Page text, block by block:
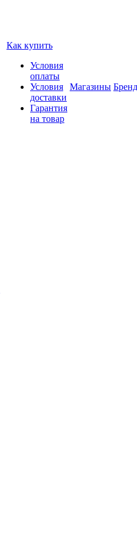
Как купить
Условия
оплаты
Условия
доставки
Гарантия
на товар
Магазины